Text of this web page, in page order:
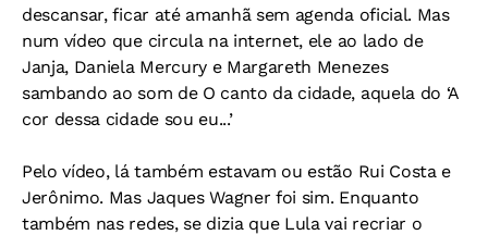
descansar, ficar até amanhã sem agenda oficial. Mas
num vídeo que circula na internet, ele ao lado de
Janja, Daniela Mercury e Margareth Menezes
sambando ao som de O canto da cidade, aquela do ‘A
cor dessa cidade sou eu...’
Pelo vídeo, lá também estavam ou estão Rui Costa e
Jerônimo. Mas Jaques Wagner foi sim. Enquanto
também nas redes, se dizia que Lula vai recriar o